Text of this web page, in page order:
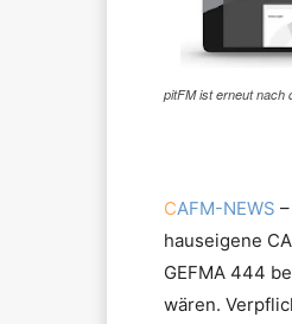
pitFM ist erneut nach
CAFM-NEWS
hauseigene
GEFMA 444
wären.